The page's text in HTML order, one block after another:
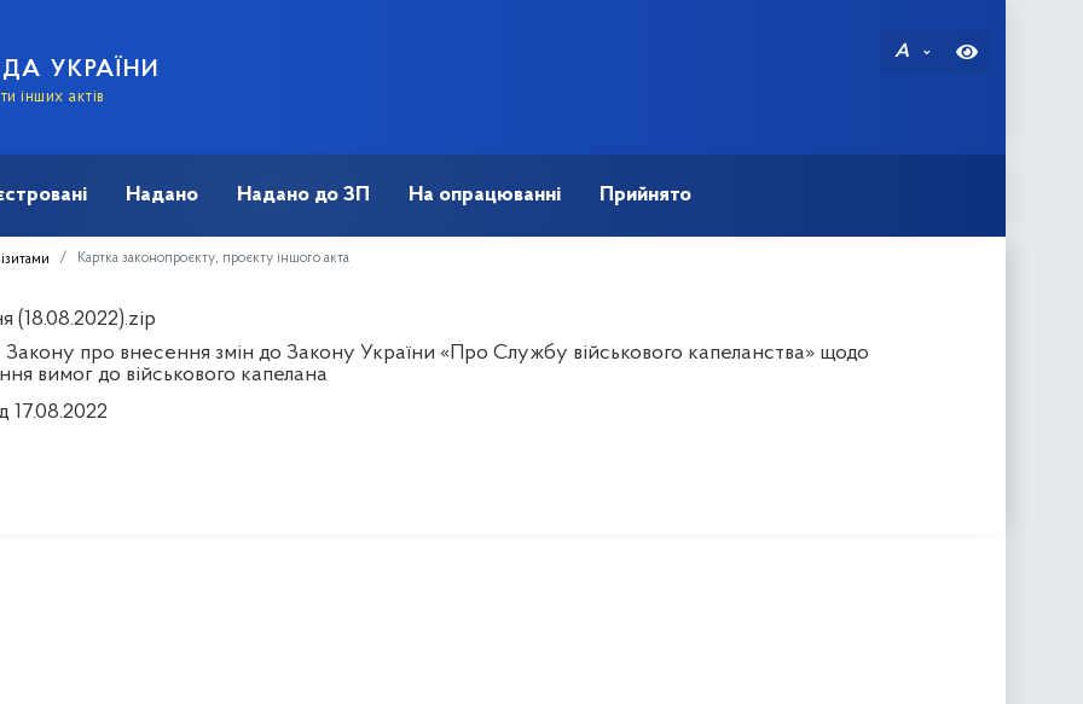
УКРАЇНИ
інших актів
A
Надано Надано до ЗП На опрацюванні Прийнято
Картка законопроєкту, проєкту іншого акта
(18.08.2022).zip
про внесення змін до Закону України «Про Службу військового капеланства» щодо
вимог до військового капелана
17.08.2022